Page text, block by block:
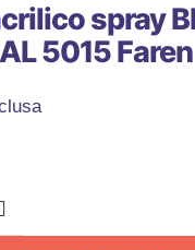
spray
5015 Faren